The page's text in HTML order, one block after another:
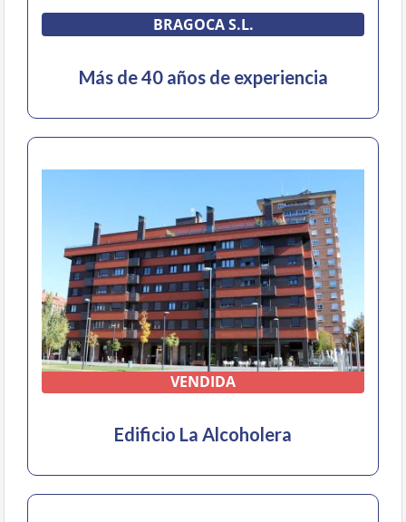
BRAGOCA S.L.
Más de 40 años de experiencia
VENDIDA
Edificio La Alcoholera